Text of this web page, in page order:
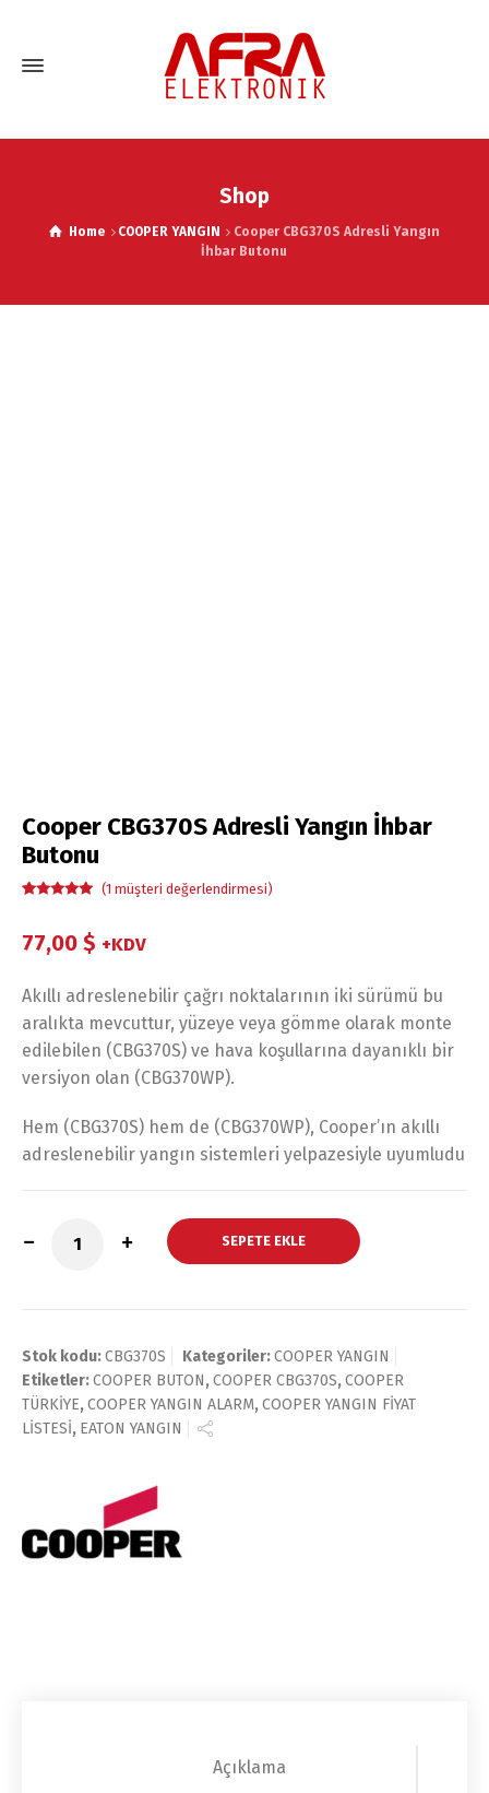
Shop
Home COOPER YANGIN
Cooper CBG370S Adresli Yangın
İhbar Butonu
Cooper CBG370S Adresli Yangın İhbar
Butonu
dayanarak 5
üzerinden
(1 müşteri değerlendirmesi)
77,00 $ +KDV
Akıllı adreslenebilir çağrı noktalarının iki sürümü bu
aralıkta mevcuttur, yüzeye veya gömme olarak monte
edilebilen (CBG370S) ve hava koşullarına dayanıklı bir
versiyon olan (CBG370WP).
Hem (CBG370S) hem de (CBG370WP), Cooper’ın akıllı
adreslenebilir yangın sistemleri yelpazesiyle uyumludu
SEPETE EKLE
Stok kodu:CBG370S Kategoriler:COOPER YANGIN
Etiketler:COOPER BUTON,COOPER CBG370S,COOPER
TÜRKİYE,COOPER YANGIN ALARM,COOPER YANGIN FİYAT
LİSTESİ, EATON YANGIN
Açıklama